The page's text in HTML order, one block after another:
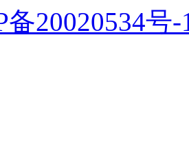
备20020534号-